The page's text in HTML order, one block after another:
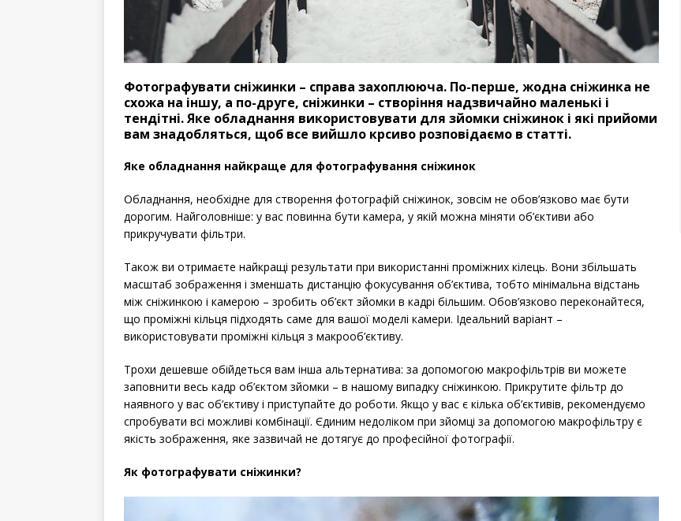
Фотографувати сніжинки – справа захоплююча. По-перше, жодна сніжинка не
схожа на іншу, а по-друге, сніжинки – створіння надзвичайно маленькі і
тендітні. Яке обладнання використовувати для зйомки сніжинок і які прийоми
вам знадобляться, щоб все вийшло крсиво розповідаємо в статті.
Яке обладнання найкраще для фотографування сніжинок
Обладнання, необхідне для створення фотографій сніжинок, зовсім не обов’язково має бути
дорогим. Найголовніше: у вас повинна бути камера, у якій можна міняти об’єктиви або
прикручувати фільтри.
Також ви отримаєте найкращі результати при використанні проміжних кілець. Вони збільшать
масштаб зображення і зменшать дистанцію фокусування об’єктива, тобто мінімальна відстань
між сніжинкою і камерою – зробить об’єкт зйомки в кадрі більшим. Обов’язково переконайтеся,
що проміжні кільця підходять саме для вашої моделі камери. Ідеальний варіант –
використовувати проміжні кільця з макрооб’єктиву.
Трохи дешевше обійдеться вам інша альтернатива: за допомогою макрофільтрів ви можете
заповнити весь кадр об’єктом зйомки – в нашому випадку сніжинкою. Прикрутите фільтр до
наявного у вас об’єктиву і приступайте до роботи. Якщо у вас є кілька об’єктивів, рекомендуємо
спробувати всі можливі комбінації. Єдиним недоліком при зйомці за допомогою макрофільтру є
якість зображення, яке зазвичай не дотягує до професійної фотографії.
Як фотографувати сніжинки?